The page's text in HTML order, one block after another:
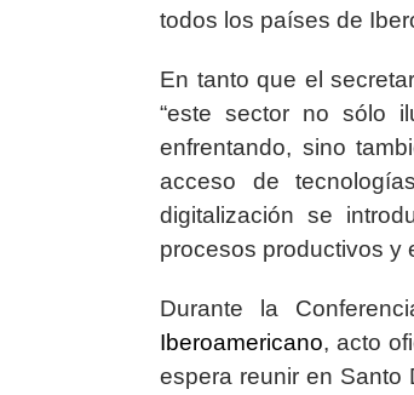
todos los países de
En tanto que el
“este sector no sólo
enfrentando, sino
acceso de
digitalización se
procesos productivos y
Durante la
Iberoamericano, acto
espera reunir en Santo